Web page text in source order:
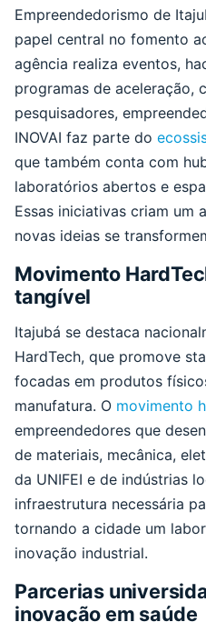
Empreendedorismo de
papel central no fomento
agência realiza eventos,
programas de aceleração,
pesquisadores,
INOVAI faz parte do
que também conta com
laboratórios abertos e
Essas iniciativas criam um
novas ideias se
Movimento
tangível
Itajubá se destaca
HardTech, que promove
focadas em produtos
manufatura. O movimento
empreendedores que
de materiais, mecânica,
da UNIFEI e de indústrias
infraestrutura necessária
tornando a cidade um
inovação industrial.
Parcerias
inovação em saúde